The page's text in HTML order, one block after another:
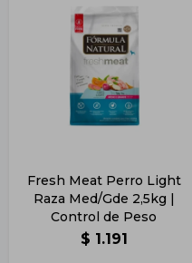
Fresh Meat Perro Light
Raza Med/Gde 2,5kg |
Control de Peso
$ 1.191